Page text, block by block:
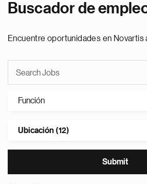
Buscador de
Encuentre oportunidades en Novartis
Función
Ubicación (12)